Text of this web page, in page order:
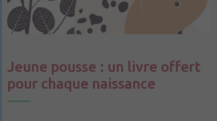
Jeune pousse : un livre offert
pour chaque naissance